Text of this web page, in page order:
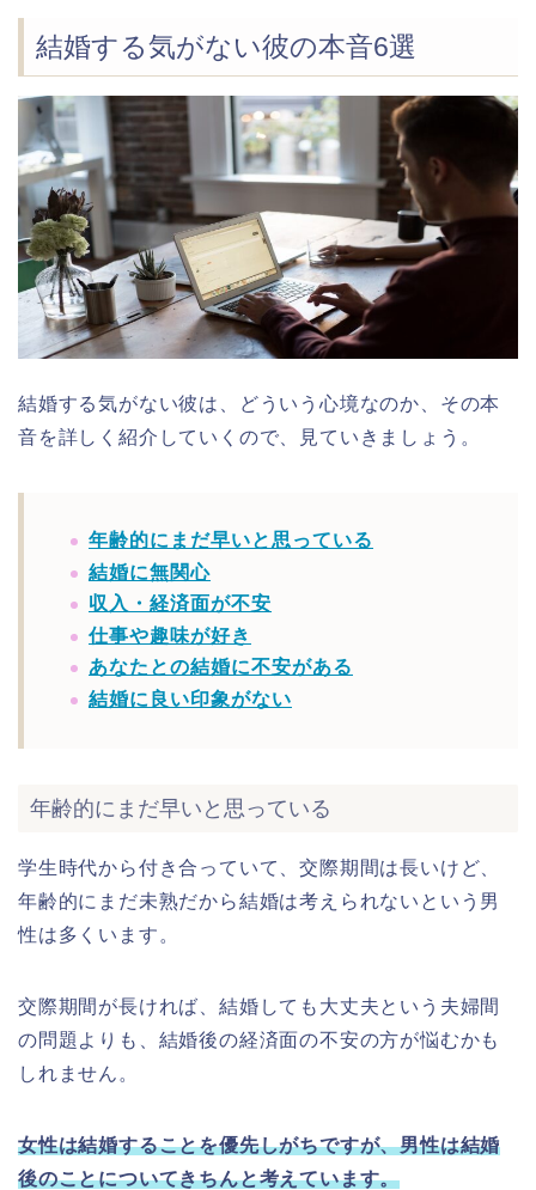
結婚する気がない彼の本音6選
結婚する気がない彼は、どういう心境なのか、その本
音を詳しく紹介していくので、見ていきましょう。
年齢的にまだ早いと思っている
結婚に無関心
収入・経済面が不安
仕事や趣味が好き
あなたとの結婚に不安がある
結婚に良い印象がない
年齢的にまだ早いと思っている
学生時代から付き合っていて、交際期間は長いけど、
年齢的にまだ未熟だから結婚は考えられないという男
性は多くいます。
交際期間が長ければ、結婚しても大丈夫という夫婦間
の問題よりも、結婚後の経済面の不安の方が悩むかも
しれません。
女性は結婚することを優先しがちですが、男性は結婚
後のことについてきちんと考えています。